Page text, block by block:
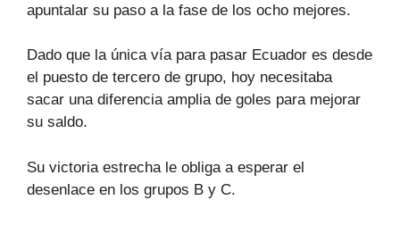
apuntalar su paso a la fase de los ocho mejores.
Dado que la única vía para pasar Ecuador es desde
el puesto de tercero de grupo, hoy necesitaba
sacar una diferencia amplia de goles para mejorar
su saldo.
Su victoria estrecha le obliga a esperar el
desenlace en los grupos B y C.